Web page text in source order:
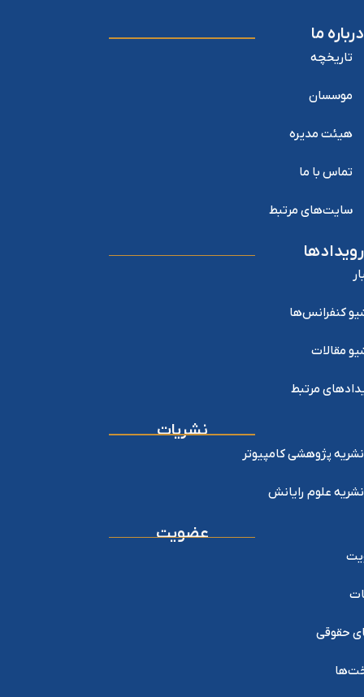
درباره ما
تاریخچه
موسسان
هیئت مدیره
تماس با ما
سایت‌های مرتبط
رویدادها
کنفرانس‌ها
مقالات
مرتبط
نشریات
نشریه پژوهشی کامپیوتر
نشریه علوم رایانش
عضویت
حقوقی